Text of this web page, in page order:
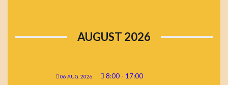
AUGUST 2026
06 AUG. 2026 8:00 - 17:00